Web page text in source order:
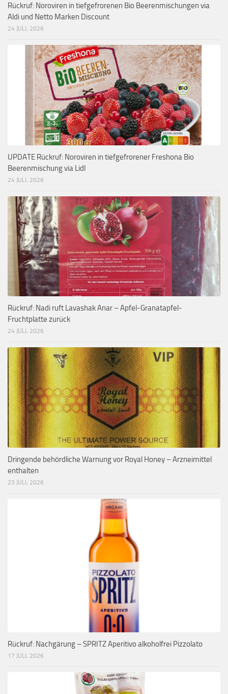
Rückruf: Noroviren in tiefgefrorenen Bio Beerenmischungen via
Aldi und Netto Marken Discount
24 JULI, 2026
UPDATE Rückruf: Noroviren in tiefgefrorener Freshona Bio
Beerenmischung via Lidl
24 JULI, 2026
Rückruf: Nadi ruft Lavashak Anar – Apfel-Granatapfel-
Fruchtplatte zurück
24 JULI, 2026
Dringende behördliche Warnung vor Royal Honey – Arzneimittel
enthalten
23 JULI, 2026
Rückruf: Nachgärung – SPRITZ Aperitivo alkoholfrei Pizzolato
17 JULI, 2026